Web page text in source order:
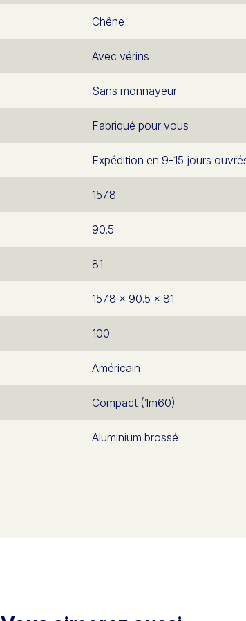
Chêne
Avec vérins
Sans monnayeur
Fabriqué pour vous
Expédition en 9-15 jours
157.8
90.5
81
157.8 x 90.5 x 81
100
Américain
Compact (1m60)
Aluminium brossé